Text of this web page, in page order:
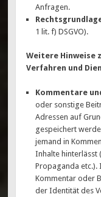
Anfragen.
1 lit. f) DSGVO).
Weitere Hinweise
Verfahren und
Kommentare
oder sonstige
Adressen auf
gespeichert
jemand in
Inhalte hinterlässt
Propaganda etc.).
Kommentar oder
der Identität des